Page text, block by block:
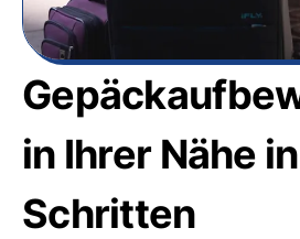
in Ihrer Nähe
Schritten